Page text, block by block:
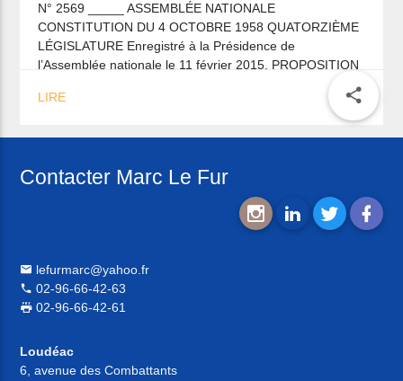
N° 2569 _____ ASSEMBLÉE NATIONALE
CONSTITUTION DU 4 OCTOBRE 1958 QUATORZIÈME
LÉGISLATURE Enregistré à la Présidence de
l’Assemblée nationale le 11 février 2015. PROPOSITION
LIRE
share
Contacter Marc Le Fur
lefurmarc@yahoo.fr
02-96-66-42-63
02-96-66-42-61
Loudéac
6, avenue des Combattants